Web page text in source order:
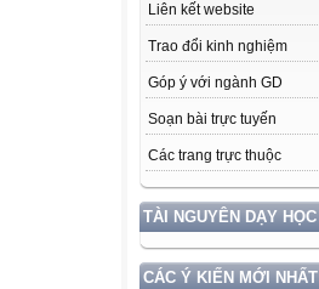
Liên kết website
Trao đổi kinh nghiệm
Góp ý với ngành GD
Soạn bài trực tuyến
Các trang trực thuộc
TÀI NGUYÊN DẠY HỌC
CÁC Ý KIẾN MỚI NHẤT